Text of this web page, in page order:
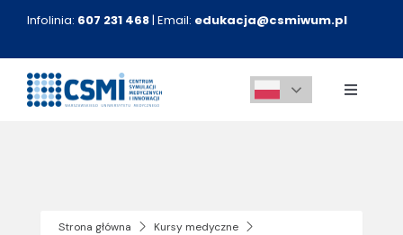
zawartości
Infolinia: 607 231 468| Email: edukacja@csmiwum.pl
Toggle
Strona główna
Kursy medyczne